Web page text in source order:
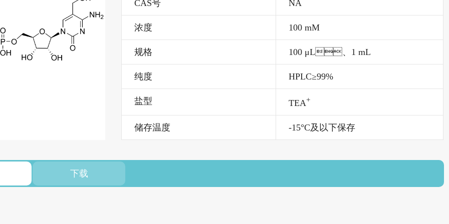
CAS号 NA
浓度 100 mM
规格 100 μL、1 mL
纯度 HPLC≥99%
盐型 TEA+
储存温度 -15°C及以下保存
下载